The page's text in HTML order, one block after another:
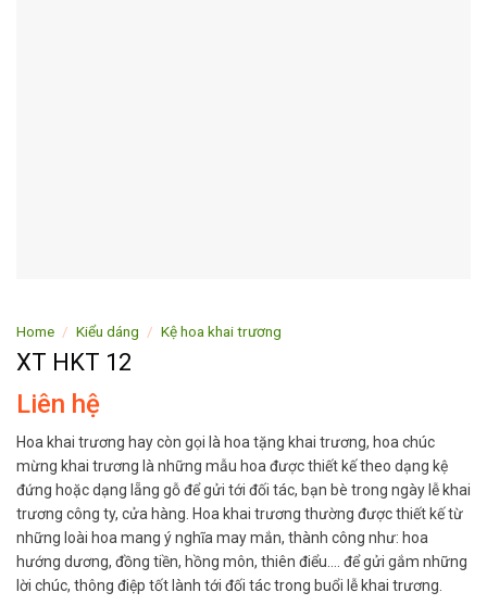
Home / Kiểu dáng / Kệ hoa khai trương
XT HKT 12
Liên hệ
Hoa khai trương hay còn gọi là hoa tặng khai trương, hoa chúc
mừng khai trương là những mẫu hoa được thiết kế theo dạng kệ
đứng hoặc dạng lẵng gỗ để gửi tới đối tác, bạn bè trong ngày lễ khai
trương công ty, cửa hàng. Hoa khai trương thường được thiết kế từ
những loài hoa mang ý nghĩa may mắn, thành công như: hoa
hướng dương, đồng tiền, hồng môn, thiên điểu…. để gửi gắm những
lời chúc, thông điệp tốt lành tới đối tác trong buổi lễ khai trương.